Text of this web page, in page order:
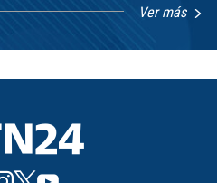
Ver más